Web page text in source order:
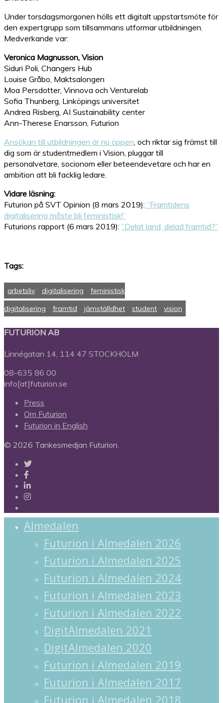
Under torsdagsmorgonen hölls ett digitalt uppstartsmöte för
den expertgrupp som tillsammans utformar utbildningen.
Medverkande var:
Veronica Magnusson, Vision
Siduri Poli, Changers Hub
Louise Gråbo, Maktsalongen
Moa Persdotter, Vinnova och Venturelab
Sofia Thunberg, Linköpings universitet
Andrea Risberg, AI Sustainability center
Ann-Therese Enarsson, Futurion
Ansökan till utbildningen är nu öppen , och riktar sig främst till
dig som är studentmedlem i Vision, pluggar till
personalvetare, socionom eller beteendevetare och har en
ambition att bli facklig ledare.
Vidare läsning:
Futurion på SVT Opinion (8 mars 2019): ”Framtidens
digitalisering måste bli feministisk!”
Futurions rapport (6 mars 2019): ”Delat land, delad framtid?”
Tags:
arbetsliv digitalisering
feministisk
digitalisering
framtid jämställdhet student vision
FUTURION AB
Linnégatan 14, 114 47 STOCKHOLM
08-635 86 00
info[at]futurion.se
Press
Om Futurion
Futurion in English
© 2026 Tankesmedjan Futurion.
twitter
facebook
linkedin
instagram
Almedalen
Futurion i Almedalen 2026
Futurion i Almedalen 2025
Futurion i Almedalen 2024
Futurion i Almedalen 2023
Futurion i Almedalen 2022
DigitAlmedalen 2021
DigitAlmedalen 2020
Futurion i Almedalen 2019
Futurion i Almedalen 2017
Futurion i Almedalen 2018